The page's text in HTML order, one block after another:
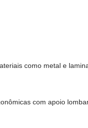
como metal e
com apoio